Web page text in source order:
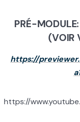
PRÉ-
(VOIR
https://
https://